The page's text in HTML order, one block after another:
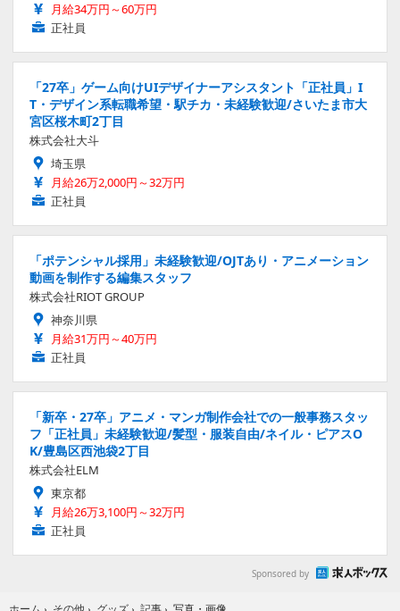
月給34万円～60万円
正社員
「27卒」ゲーム向けUIデザイナーアシスタント「正社員」I
T・デザイン系転職希望・駅チカ・未経験歓迎/さいたま市大
宮区桜木町2丁目
株式会社大斗
埼玉県
月給26万2,000円～32万円
正社員
「ポテンシャル採用」未経験歓迎/OJTあり・アニメーション
動画を制作する編集スタッフ
株式会社RIOT GROUP
神奈川県
月給31万円～40万円
正社員
「新卒・27卒」アニメ・マンガ制作会社での一般事務スタッ
フ「正社員」未経験歓迎/髪型・服装自由/ネイル・ピアスO
K/豊島区西池袋2丁目
株式会社ELM
東京都
月給26万3,100円～32万円
正社員
Sponsored by
ホーム › その他 › グッズ › 記事 ›